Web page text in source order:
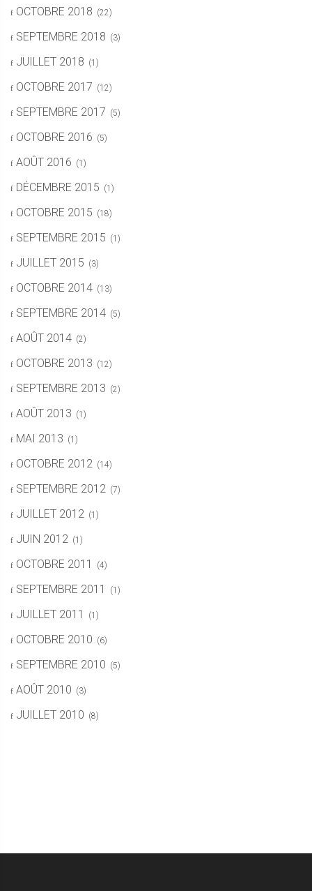
OCTOBRE 2018 (22)
SEPTEMBRE 2018 (3)
JUILLET 2018 (1)
OCTOBRE 2017 (12)
SEPTEMBRE 2017 (5)
OCTOBRE 2016 (5)
AOÛT 2016 (1)
DÉCEMBRE 2015 (1)
OCTOBRE 2015 (18)
SEPTEMBRE 2015 (1)
JUILLET 2015 (3)
OCTOBRE 2014 (13)
SEPTEMBRE 2014 (5)
AOÛT 2014 (2)
OCTOBRE 2013 (12)
SEPTEMBRE 2013 (2)
AOÛT 2013 (1)
MAI 2013 (1)
OCTOBRE 2012 (14)
SEPTEMBRE 2012 (7)
JUILLET 2012 (1)
JUIN 2012 (1)
OCTOBRE 2011 (4)
SEPTEMBRE 2011 (1)
JUILLET 2011 (1)
OCTOBRE 2010 (6)
SEPTEMBRE 2010 (5)
AOÛT 2010 (3)
JUILLET 2010 (8)